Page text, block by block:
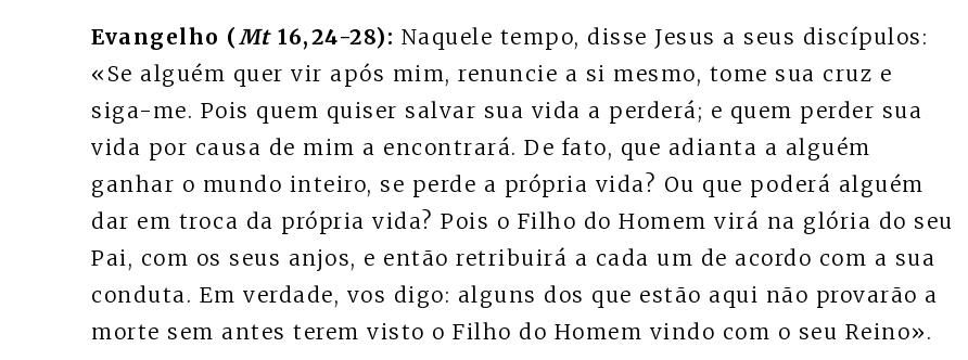
Evangelho (Mt16,24-28): Naquele tempo, disse Jesus a seus discípulos:
«Se alguém quer vir após mim, renuncie a si mesmo, tome sua cruz e
siga-me. Pois quem quiser salvar sua vida a perderá; e quem perder sua
vida por causa de mim a encontrará. De fato, que adianta a alguém
ganhar o mundo inteiro, se perde a própria vida? Ou que poderá alguém
dar em troca da própria vida? Pois o Filho do Homem virá na glória do seu
Pai, com os seus anjos, e então retribuirá a cada um de acordo com a sua
conduta. Em verdade, vos digo: alguns dos que estão aqui não provarão a
morte sem antes terem visto o Filho do Homem vindo com o seu Reino».